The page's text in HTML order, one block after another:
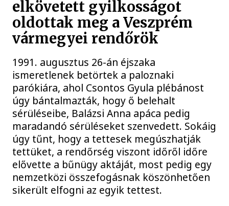
elkövetett gyilkosságot
oldottak meg a Veszprém
vármegyei rendőrök
1991. augusztus 26-án éjszaka
ismeretlenek betörtek a paloznaki
parókiára, ahol Csontos Gyula plébánost
úgy bántalmazták, hogy ő belehalt
sérüléseibe, Balázsi Anna apáca pedig
maradandó sérüléseket szenvedett. Sokáig
úgy tűnt, hogy a tettesek megúszhatják
tettüket, a rendőrség viszont időről időre
elővette a bűnügy aktáját, most pedig egy
nemzetközi összefogásnak köszönhetően
sikerült elfogni az egyik tettest.